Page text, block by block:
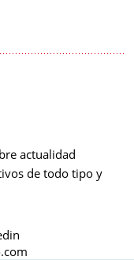
actualidad
de todo tipo y